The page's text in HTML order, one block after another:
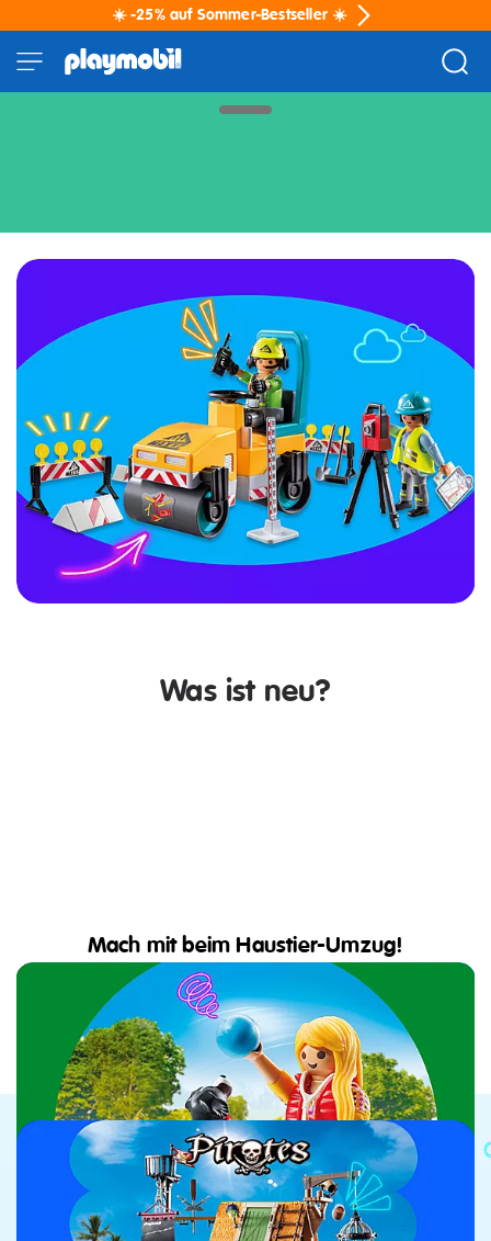
☀️ -25% auf Sommer-Bestseller ☀️
Erlebe noch mehr SPIEL mit
Neuheiten!
Bereit, fertig, los – spiel!
Entdecke die neuesten Spielzeuge – mit
PLAYMOBIL
. Sei zwischen den Ersten, die die
frischesten Sets finden, komplette Sammlungen
vervollständigen und einzigartige Welten erschaffen!
Dein neues Abenteuer beginnt mit einem einzigen
Schritt. Bist du bereit, ihn zu machen?
Was ist neu?
Jetzt entdecken
Mach mit beim Haustier-Umzug!
Jetzt entdecken
Ahoi, Matrosen! Alle Mann an Bord im
Piratenhafen!